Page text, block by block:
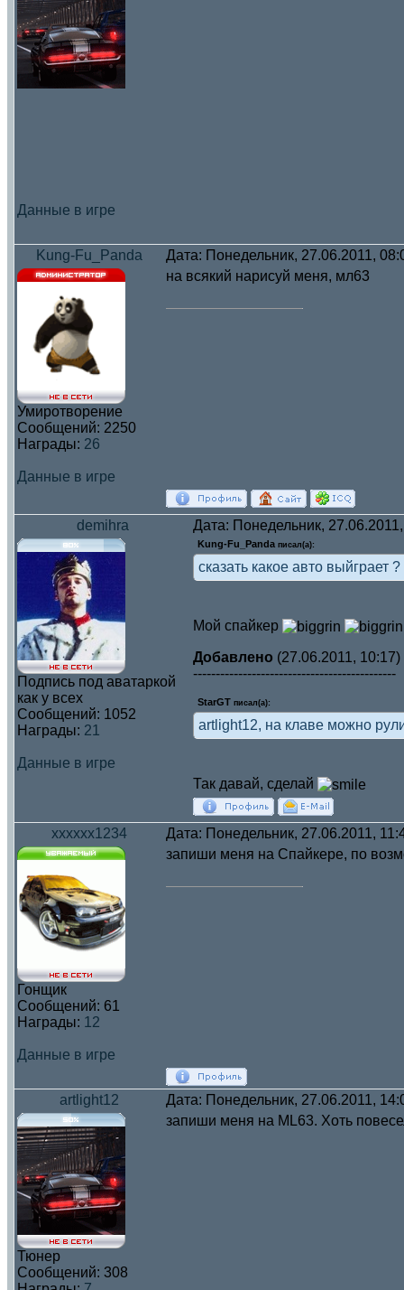
Данные в игре
Kung-Fu_Panda Дата: Понедельник, 27.06.2011,
Умиротворение
Сообщений: 2250
Награды: 26
Данные в игре
на всякий нарисуй меня, мл63
demihra Дата: Понедельник,
Подпись под аватаркой
как у всех
Сообщений: 1052
Награды: 21
Данные в игре
Kung-Fu_Panda писал(а):
сказать какое авто выйграет ?
Мой спайкер
Добавлено (27.06.2011, 10:17)
---------------------------------------------
StarGT писал(а):
artlight12, на клаве можно
Так давай, сделай
xxxxxx1234 Дата: Понедельник, 27.06.2011,
Гонщик
Сообщений: 61
Награды: 12
Данные в игре
запиши меня на Спайкере, по
artlight12 Дата: Понедельник, 27.06.2011,
Тюнер
Сообщений: 308
запиши меня на ML63. Хоть